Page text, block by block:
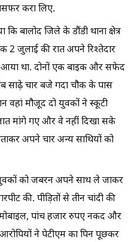
करा लिए.
कि बालोद जिले के डौंडी थाना क्षेत्र
2 जुलाई की रात अपने रिश्तेदार
आया था. दोनों एक बाइक और सफेद
साढ़े चार बजे गदा चौक के पास
वहां मौजूद दो युवकों ने स्कूटी
मांगे गए और वे नहीं दिखा सके
अपने चार अन्य साथियों को
को जबरन अपने साथ ले जाकर
की. पीड़ितों से तीन चांदी की
पांच हजार रुपए नकद और
ने पेटीएम का पिन पूछकर